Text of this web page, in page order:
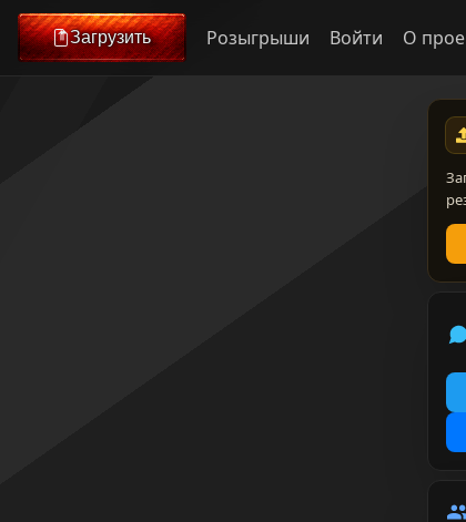
Загрузить Розыгрыши Войти О